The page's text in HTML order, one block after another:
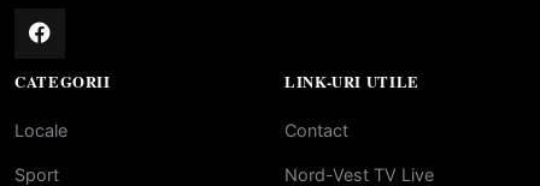
CATEGORII
Locale
Sport
LINK-URI UTILE
Contact
Nord-Vest TV Live